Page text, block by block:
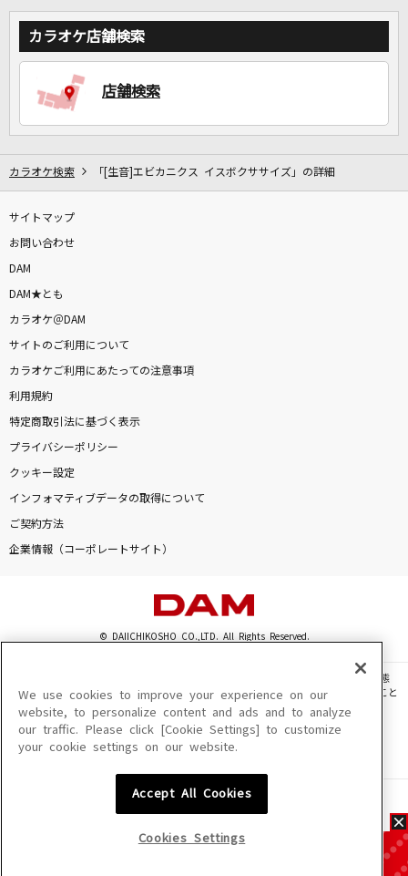
カラオケをもっと楽しもう！
カラオケ店舗検索
店舗検索
カラオケ検索 「[生音]エビカニクス イスボクササイズ」の詳細
サイトマップ
お問い合わせ
DAM
DAM★とも
カラオケ＠DAM
サイトのご利用について
カラオケご利用にあたっての注意事項
利用規約
特定商取引法に基づく表示
プライバシーポリシー
クッキー設定
インフォマティブデータの取得について
ご契約方法
企業情報（コーポレートサイト）
© DAIICHIKOSHO CO.,LTD. All Rights Reserved.
このサイトに掲載されている一切の文章・画像・写真・動画・音声等を、手段や形態
を問わず、著作権法の定める範囲を超えて無断で複製、転載、ファイル化などすること
を禁じます。
楽曲及びコンテンツは、機種によりご利用いただけない場合があります。
楽曲及びコンテンツの配信日、配信内容が変更になる場合があります。
We use cookies to improve your experience on our
website, to personalize content and ads and to analyze
our traffic. Please click [Cookie Settings] to customize
your cookie settings on our website.
Accept All Cookies
Cookies Settings